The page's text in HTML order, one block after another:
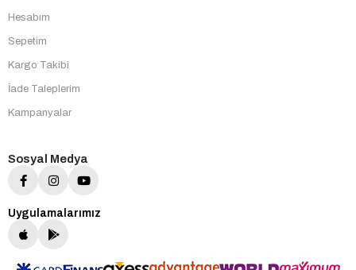
Hesabım
Sepetim
Kargo Takibi
İade Taleplerim
Kampanyalar
Sosyal Medya
Uygulamalarımız